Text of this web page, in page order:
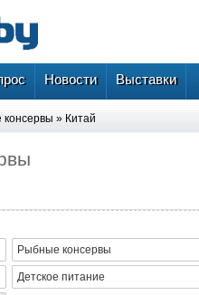
Новости Выставки
консервы » Китай
Рыбные консервы
Детское питание